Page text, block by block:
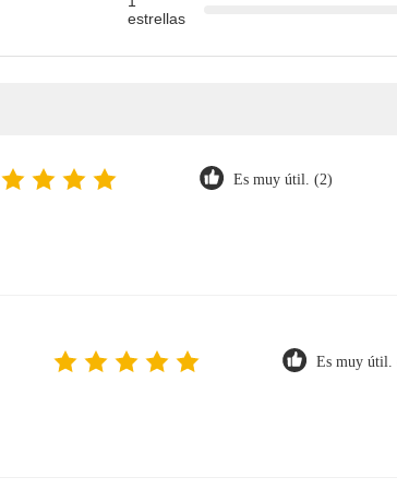
estrellas
Es muy útil. (2)
Es muy útil.